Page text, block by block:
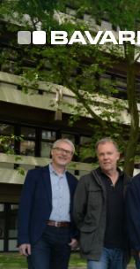
Direkt
zum
Inhalt